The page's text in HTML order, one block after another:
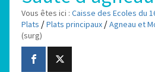
Vous êtes ici : Caisse des Ecoles du
Plats /Plats principaux /Agneau et
(surg)